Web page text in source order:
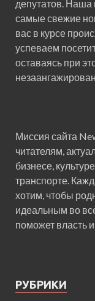
депутатов. Наша
самые свежие
вас в курсе
успеваем
оставаясь при
Миссия сайта
читателям,
бизнесе,
транспорте.
хотим, чтобы
идеальным во
поможет власть
РУБРИКИ